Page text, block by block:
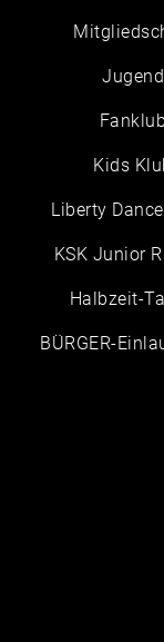
Jugend
Fanklub
Kids
Liberty
KSK Junior
Halbzeit-
BÜRGER-